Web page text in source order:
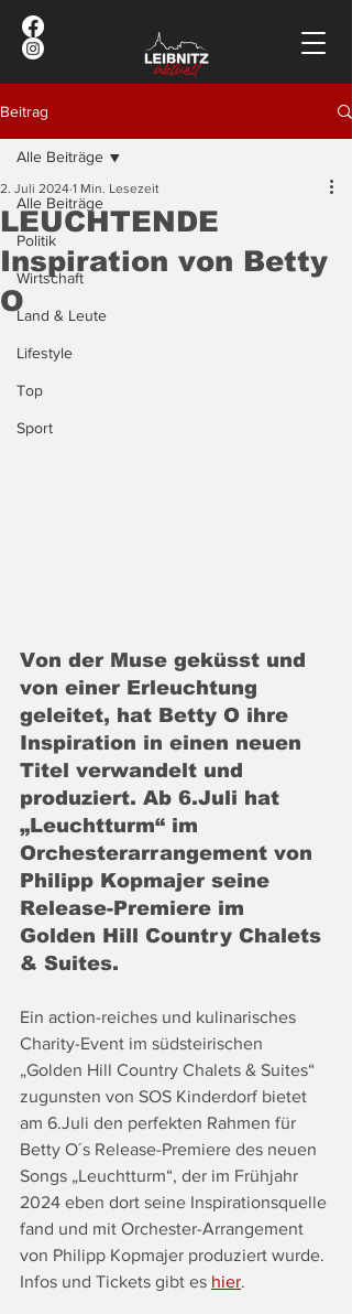
Beitrag
Alle Beiträge
Politik
Wirtschaft
Land & Leute
Lifestyle
Top
Sport
Alle Beiträge
LEUCHTENDE
Inspiration von Betty
O
2. Juli 2024 1 Min. Lesezeit
Von der Muse geküsst und
von einer Erleuchtung
geleitet, hat Betty O ihre
Inspiration in einen neuen
Titel verwandelt und
produziert. Ab 6.Juli hat
„Leuchtturm“ im
Orchesterarrangement von
Philipp Kopmajer seine
Release-Premiere im
Golden Hill Country Chalets
& Suites.
Ein action-reiches und kulinarisches
Charity-Event im südsteirischen
„Golden Hill Country Chalets & Suites“
zugunsten von SOS Kinderdorf bietet
am 6.Juli den perfekten Rahmen für
Betty O´s Release-Premiere des neuen
Songs „Leuchtturm“, der im Frühjahr
2024 eben dort seine Inspirationsquelle
fand und mit Orchester-Arrangement
von Philipp Kopmajer produziert wurde.
Infos und Tickets gibt es hier.